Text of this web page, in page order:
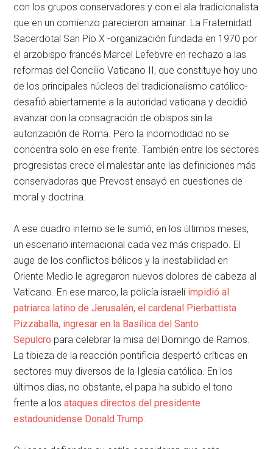
con los grupos conservadores y con el ala tradicionalista
que en un comienzo parecieron amainar. La Fraternidad
Sacerdotal San Pío X -organización fundada en 1970 por
el arzobispo francés Marcel Lefebvre en rechazo a las
reformas del Concilio Vaticano II, que constituye hoy uno
de los principales núcleos del tradicionalismo católico-
desafió abiertamente a la autoridad vaticana y decidió
avanzar con la consagración de obispos sin la
autorización de Roma. Pero la incomodidad no se
concentra solo en ese frente. También entre los sectores
progresistas crece el malestar ante las definiciones más
conservadoras que Prevost ensayó en cuestiones de
moral y doctrina.
A ese cuadro interno se le sumó, en los últimos meses,
un escenario internacional cada vez más crispado. El
auge de los conflictos bélicos y la inestabilidad en
Oriente Medio le agregaron nuevos dolores de cabeza al
Vaticano. En ese marco, la policía israelí impidió al
patriarca latino de Jerusalén, el cardenal Pierbattista
Pizzaballa, ingresar en la Basílica del Santo
Sepulcro para celebrar la misa del Domingo de Ramos.
La tibieza de la reacción pontificia despertó críticas en
sectores muy diversos de la Iglesia católica. En los
últimos días, no obstante, el papa ha subido el tono
frente a losataques directos del presidente
estadounidense Donald Trump